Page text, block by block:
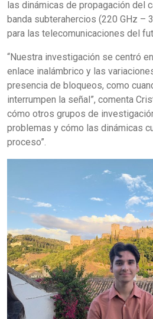
las dinámicas de propagación del
banda subterahercios (220 GHz –
para las telecomunicaciones del
“Nuestra investigación se centró
enlace inalámbrico y las
presencia de bloqueos, como
interrumpen la señal”, comenta
cómo otros grupos de
problemas y cómo las dinámicas
proceso”.